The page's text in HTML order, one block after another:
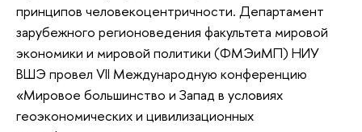
принципов человекоцентричности. Департамент
зарубежного регионоведения факультета мировой
экономики и мировой политики (ФМЭиМП) НИУ
ВШЭ провел VII Международную конференцию
«Мировое большинство и Запад в условиях
геоэкономических и цивилизационных